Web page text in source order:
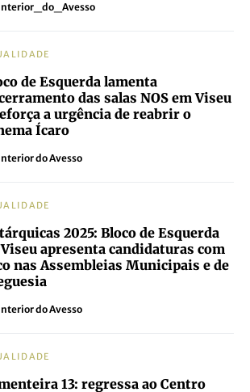
de Esquerda lamenta
das salas NOS em Viseu
a urgência de reabrir o
Ícaro
do Avesso
2025: Bloco de Esquerda
apresenta candidaturas com
nas Assembleias Municipais e de
do Avesso
13: regressa ao Centro